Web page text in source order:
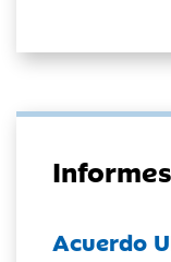
Acuerdo